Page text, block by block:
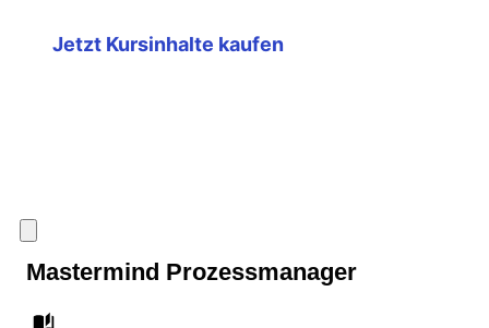
Jetzt Kursinhalte kaufen
Mastermind Prozessmanager